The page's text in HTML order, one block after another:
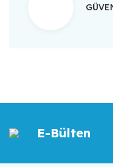
E-Bülten